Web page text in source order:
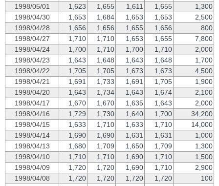
1998/05/01
1,623 1,655 1,611 1,655
1,300
1998/04/30
1,653 1,684 1,653 1,653
2,500
1998/04/28
1,656 1,656 1,655 1,656
800
1998/04/27
1,710 1,710 1,653 1,655
7,800
1998/04/24
1,700 1,710 1,700 1,710
2,000
1998/04/23
1,643 1,648 1,643 1,648
1,700
1998/04/22
1,705 1,705 1,673 1,673
4,500
1998/04/21
1,691 1,733 1,691 1,705
1,900
1998/04/20
1,643 1,734 1,643 1,674
2,100
1998/04/17
1,670 1,670 1,635 1,643
2,000
1998/04/16
1,729 1,730 1,640 1,700
34,200
1998/04/15
1,633 1,710 1,633 1,710
14,000
1998/04/14
1,690 1,690 1,631 1,631
1,000
1998/04/13
1,680 1,709 1,650 1,709
1,300
1998/04/10
1,710 1,710 1,690 1,710
1,500
1998/04/09
1,720 1,720 1,690 1,710
2,900
1998/04/08
1,720 1,720 1,720 1,720
100